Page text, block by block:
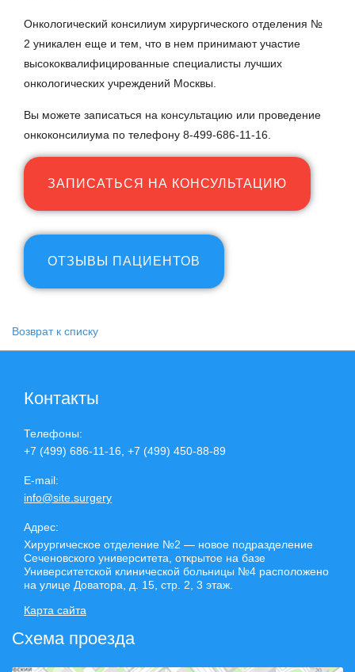
Онкологический консилиум хирургического отделения №
2 уникален еще и тем, что в нем принимают участие
высококвалифицированные специалисты лучших
онкологических учреждений Москвы.
Вы можете записаться на консультацию или проведение
онкоконсилиума по телефону 8-499-686-11-16.
ЗАПИСАТЬСЯ НА КОНСУЛЬТАЦИЮ
ОТЗЫВЫ ПАЦИЕНТОВ
Возврат к списку
Контакты
Телефоны:
+7 (499) 686-11-16, +7 (499) 450-88-89
E-mail:
info@site.surgery
Адрес:
Хирургическое отделение №2 — новое подразделение
Сеченовского университета, открытое на базе
Университетской клинической больницы №4 расположено
на улице Доватора, д. 15, стр. 2, 3 этаж.
Карта сайта
Схема проезда